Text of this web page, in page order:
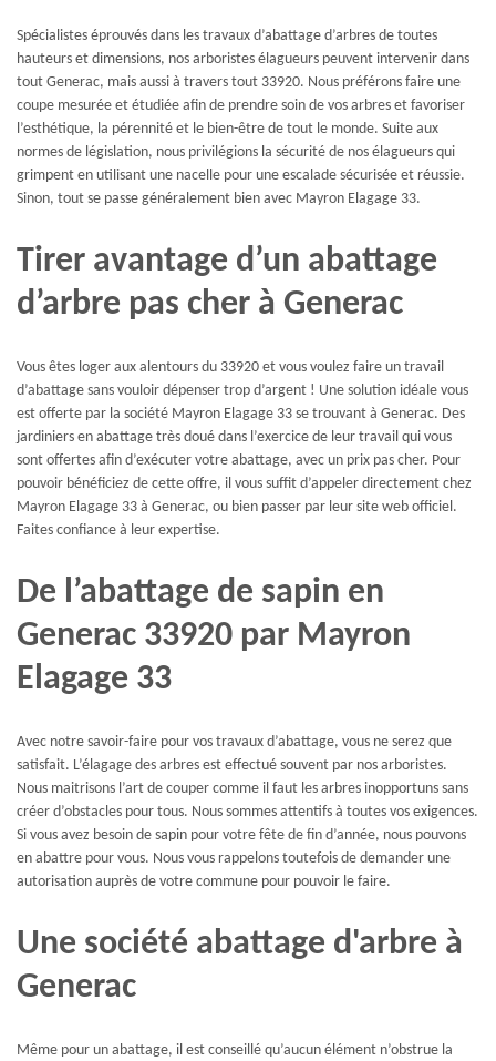
Spécialistes éprouvés dans les travaux d’abattage d’arbres de toutes
hauteurs et dimensions, nos arboristes élagueurs peuvent intervenir dans
tout Generac, mais aussi à travers tout 33920. Nous préférons faire une
coupe mesurée et étudiée afin de prendre soin de vos arbres et favoriser
l’esthétique, la pérennité et le bien-être de tout le monde. Suite aux
normes de législation, nous privilégions la sécurité de nos élagueurs qui
grimpent en utilisant une nacelle pour une escalade sécurisée et réussie.
Sinon, tout se passe généralement bien avec Mayron Elagage 33.
Tirer avantage d’un abattage
d’arbre pas cher à Generac
Vous êtes loger aux alentours du 33920 et vous voulez faire un travail
d’abattage sans vouloir dépenser trop d’argent ! Une solution idéale vous
est offerte par la société Mayron Elagage 33 se trouvant à Generac. Des
jardiniers en abattage très doué dans l’exercice de leur travail qui vous
sont offertes afin d’exécuter votre abattage, avec un prix pas cher. Pour
pouvoir bénéficiez de cette offre, il vous suffit d’appeler directement chez
Mayron Elagage 33 à Generac, ou bien passer par leur site web officiel.
Faites confiance à leur expertise.
De l’abattage de sapin en
Generac 33920 par Mayron
Elagage 33
Avec notre savoir-faire pour vos travaux d’abattage, vous ne serez que
satisfait. L’élagage des arbres est effectué souvent par nos arboristes.
Nous maitrisons l’art de couper comme il faut les arbres inopportuns sans
créer d’obstacles pour tous. Nous sommes attentifs à toutes vos exigences.
Si vous avez besoin de sapin pour votre fête de fin d’année, nous pouvons
en abattre pour vous. Nous vous rappelons toutefois de demander une
autorisation auprès de votre commune pour pouvoir le faire.
Une société abattage d'arbre à
Generac
Même pour un abattage, il est conseillé qu’aucun élément n’obstrue la